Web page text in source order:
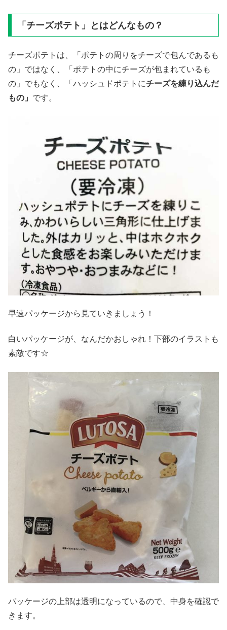
「チーズポテト」とはどんなもの？
チーズポテトは、「ポテトの周りをチーズで包んであるも
の」ではなく、「ポテトの中にチーズが包まれているも
の」でもなく、「ハッシュドポテトにチーズを練り込んだ
もの」 です。
早速パッケージから見ていきましょう！
白いパッケージが、なんだかおしゃれ！下部のイラストも
素敵です☆
パッケージの上部は透明になっているので、中身を確認で
きます。